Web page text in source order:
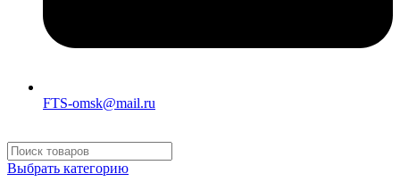
FTS-omsk@mail.ru
Выбрать категорию